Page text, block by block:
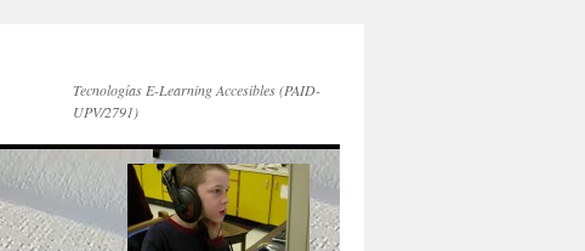
Tecnologías E-Learning Accesibles (PAID-
UPV/2791)